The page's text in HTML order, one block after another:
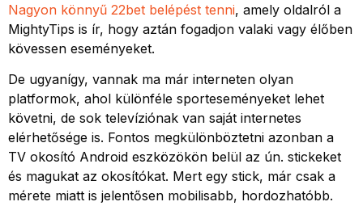
Nagyon könnyű 22bet belépést tenni, amely oldalról a
MightyTips is ír, hogy aztán fogadjon valaki vagy élőben
kövessen eseményeket.
De ugyanígy, vannak ma már interneten olyan
platformok, ahol különféle sporteseményeket lehet
követni, de sok televíziónak van saját internetes
elérhetősége is. Fontos megkülönböztetni azonban a
TV okosító Android eszközökön belül az ún. stickeket
és magukat az okosítókat. Mert egy stick, már csak a
mérete miatt is jelentősen mobilisabb, hordozhatóbb.